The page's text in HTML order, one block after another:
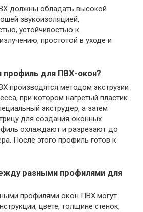
должны обладать высокой
звукоизоляцией,
устойчивостью к
простотой в уходе и
профиль для ПВХ-окон?
производятся методом экструзии
при котором нагретый пластик
экструдер, а затем
для создания оконных
охлаждают и разрезают до
После этого профиль готов к
разными профилями для
профилями окон ПВХ могут
цвете, толщине стенок,